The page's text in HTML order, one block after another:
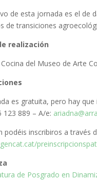
de esta jornada es el de
de transiciones
realización
Cocina del Museo de Arte
es gratuita, pero hay que
123 889 – A/e:
podéis inscribiros a través
de Posgrado en